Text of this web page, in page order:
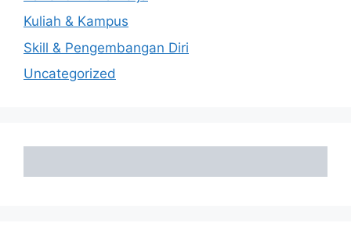
Kuliah & Kampus
Skill & Pengembangan Diri
Uncategorized